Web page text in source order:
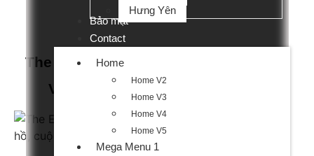
Hưng Yên
Bảo mật
Contact
Home
Home V2
Home V3
Home V4
Home V5
Mega Menu 1
The Crown Vinhomes Ocean Park 3 –
Vương Miện Tỏa Sáng, Cuộc...
admin banggia